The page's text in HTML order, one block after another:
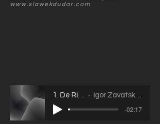
www.slawekdudar.com
Igor Zavatskii Trio
-02:17